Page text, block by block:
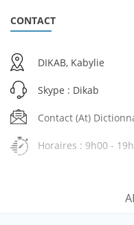
CONTACT
DIKAB, Kabylie
Skype : Dikab
Contact (at)
Horaires : 9h00 -